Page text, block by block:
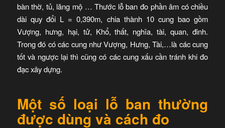
bàn thờ, tủ, lăng mộ … Thước lỗ ban đo phần âm có chiều
dài quy đổi L = 0,390m, chia thành 10 cung bao gồm
Vượng, hưng, hại, tử, Khổ, thất, nghĩa, tài, quan, đinh.
Trong đó có các cung như Vượng, Hưng, Tài,…là các cung
tốt và ngược lại thì cũng có các cung xấu cần tránh khi đo
đạc xây dựng.
Một số loại lỗ ban thường
được dùng và cách đo